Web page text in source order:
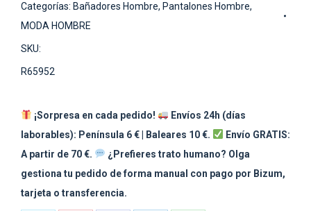
Categorías: Bañadores Hombre, Pantalones Hombre,
MODA HOMBRE
SKU:
R65952
¡Sorpresa en cada pedido!
Envíos 24h (días
laborables): Península 6 € | Baleares 10 €.
Envío GRATIS:
A partir de 70 €.
¿Prefieres trato humano? Olga
gestiona tu pedido de forma manual con pago por Bizum,
tarjeta o transferencia.